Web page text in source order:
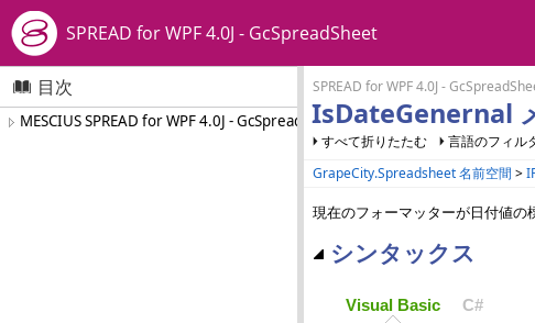
SPREAD for WPF 4.0J - GcSpreadSheet